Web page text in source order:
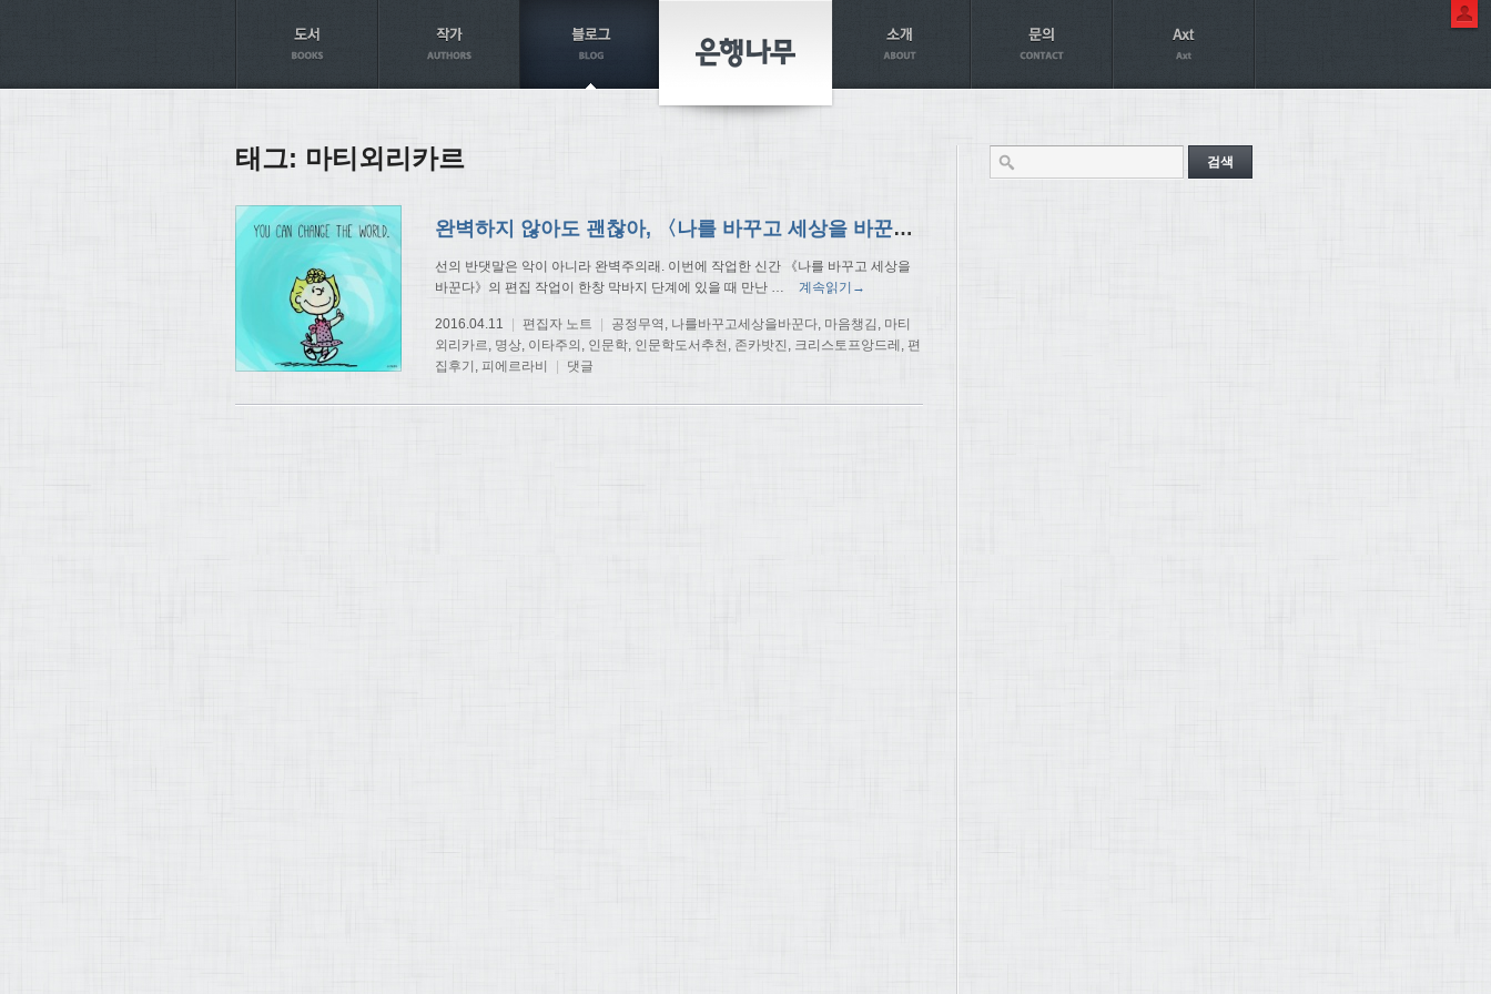
태그: 마티외리카르
완벽하지 않아도 괜찮아, 〈나를 바꾸고 세상을 바꾼다〉 편집 후기
선의 반댓말은 악이 아니라 완벽주의래. 이번에 작업한 신간 《나를 바꾸고 세상을
바꾼다》의 편집 작업이 한창 막바지 단계에 있을 때 만난
계속읽기→
2016.04.11 편집자 노트 공정무역 , 나를바꾸고세상을바꾼다, 마음챙김 , 마티
외리카르, 명상, 이타주의 , 인문학, 인문학도서추천 , 존카밧진 , 크리스토프앙드레 , 편
집후기 , 피에르라비 댓글